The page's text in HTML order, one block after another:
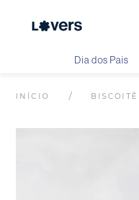
Dia dos Pais
BISCOITÊ